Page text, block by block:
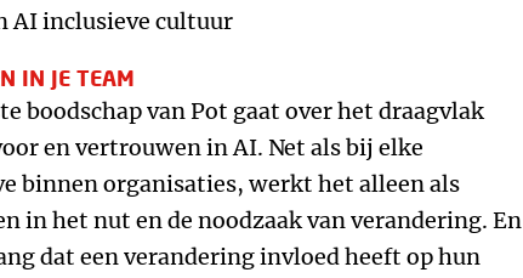
AI inclusieve cultuur
IN JE TEAM
boodschap van Pot gaat over het draagvlak
en vertrouwen in AI. Net als bij elke
binnen organisaties, werkt het alleen als
in het nut en de noodzaak van verandering. En
dat een verandering invloed heeft op hun